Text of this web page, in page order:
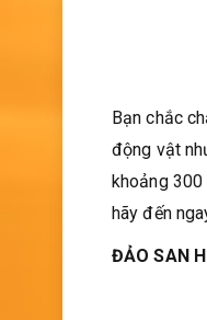
Bạn chắc
động vật
khoảng 300
hãy đến
ĐẢO SAN